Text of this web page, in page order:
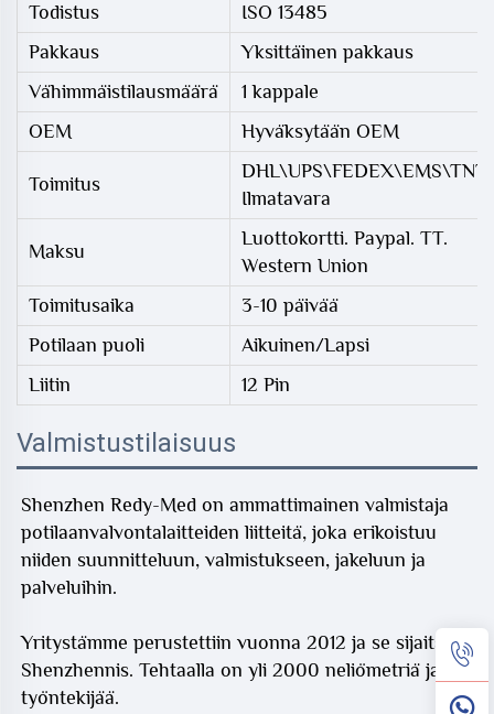
Todistus
ISO 13485
Pakkaus
Yksittäinen pakkaus
Vähimmäistilausmäärä
1 kappale
OEM
Hyväksytään OEM
Toimitus
DHL\UPS\FEDEX\EMS\TNT
Ilmatavara
Maksu
Luottokortti. Paypal. TT.
Western Union
Toimitusaika
3-10 päivää
Potilaan puoli
Aikuinen/Lapsi
Liitin
12 Pin
Valmistustilaisuus
Shenzhen Redy-Med on ammattimainen valmistaja
potilaanvalvontalaitteiden liitteitä, joka erikoistuu
niiden suunnitteluun, valmistukseen, jakeluun ja
palveluihin.
Yritystämme perustettiin vuonna 2012 ja se sijaitsee
Shenzhennis. Tehtaalla on yli 2000 neliömetriä ja 60
työntekijää.